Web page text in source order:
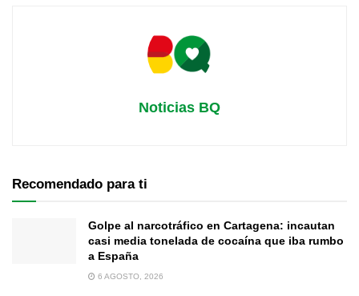
Noticias BQ
Recomendado para ti
Golpe al narcotráfico en Cartagena: incautan
casi media tonelada de cocaína que iba rumbo
a España
6 AGOSTO, 2026